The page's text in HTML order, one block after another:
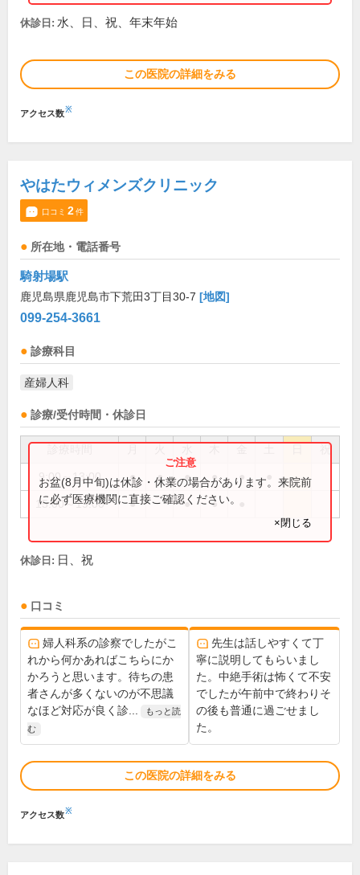
休診日: 水、日、祝、年末年始
この医院の詳細をみる
アクセス数※
やはたウィメンズクリニック
口コミ 2件
所在地・電話番号
騎射場駅
鹿児島県鹿児島市下荒田3丁目30-7 [地図]
099-254-3661
診療科目
産婦人科
診療/受付時間・休診日
祝
9:00～13:00 ● ● ● ● ●
15:00～19:00 ● ● ●
お盆(8月中旬)は休診・休業の場合があります。来院前
に必ず医療機関に直接ご確認ください。
×閉じる
休診日: 日、祝
口コミ
婦人科系の診察でしたがこ
れから何かあればこちらにか
かろうと思います。待ちの患
者さんが多くないのが不思議
なほど対応が良く診...
もっと読
む
先生は話しやすくて丁
寧に説明してもらいまし
た。中絶手術は怖くて不安
でしたが午前中で終わりそ
の後も普通に過ごせまし
た。
この医院の詳細をみる
アクセス数※